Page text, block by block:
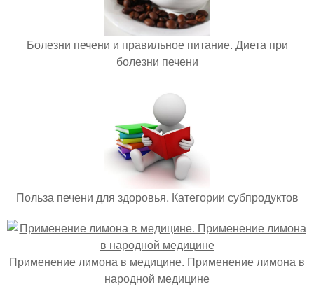
Болезни печени и правильное питание. Диета при
болезни печени
Польза печени для здоровья. Категории субпродуктов
Применение лимона в медицине. Применение лимона в
народной медицине